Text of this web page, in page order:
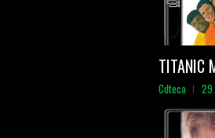
TITANIC
Cdteca